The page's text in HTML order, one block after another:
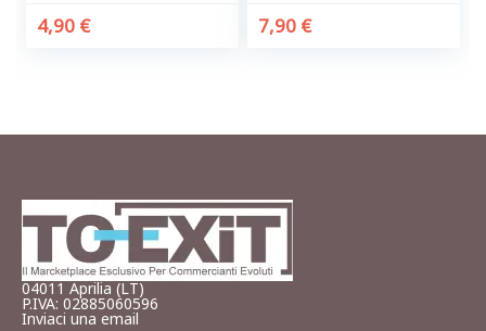
4,90 € 7,90 €
04011 Aprilia (LT)
P.IVA: 02885060596
Inviaci una email